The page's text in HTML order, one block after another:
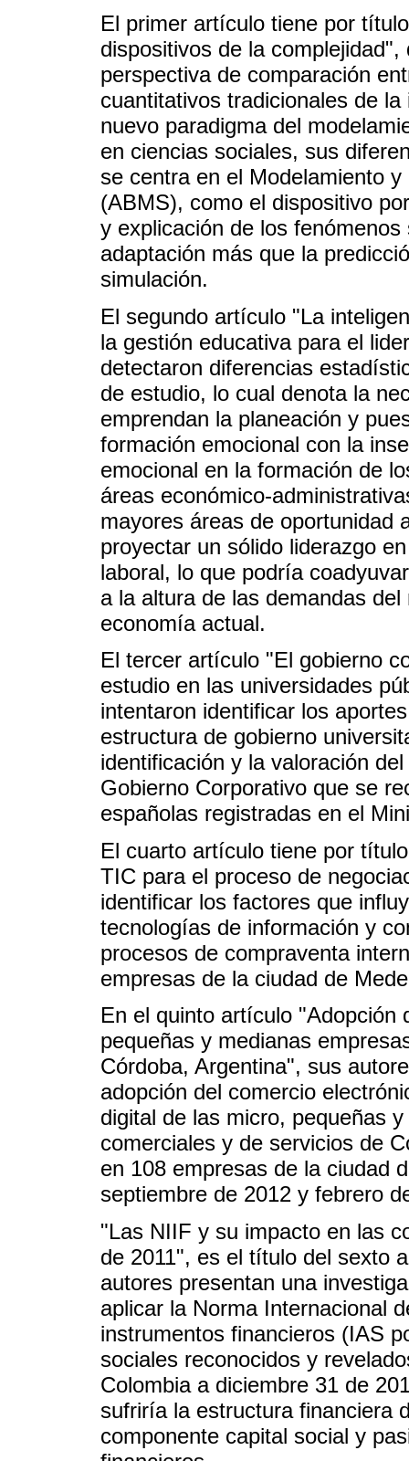
El primer artículo tiene por
dispositivos de la
perspectiva de comparación
cuantitativos tradicionales de
nuevo paradigma del
en ciencias sociales, sus
se centra en el Modelamiento
(ABMS), como el dispositivo
y explicación de los
adaptación más que la
simulación.
El segundo artículo "La
la gestión educativa para el
detectaron diferencias
de estudio, lo cual denota la
emprendan la planeación y
formación emocional con la
emocional en la formación de
áreas económico-
mayores áreas de oportunidad
proyectar un sólido liderazgo
laboral, lo que podría
a la altura de las demandas
economía actual.
El tercer artículo "El gobierno
estudio en las universidades
intentaron identificar los
estructura de gobierno
identificación y la valoración
Gobierno Corporativo que se
españolas registradas en el
El cuarto artículo tiene por
TIC para el proceso de
identificar los factores que
tecnologías de información y
procesos de compraventa
empresas de la ciudad de
En el quinto artículo "Adopción
pequeñas y medianas
Córdoba, Argentina", sus
adopción del comercio
digital de las micro, pequeñas
comerciales y de servicios de
en 108 empresas de la ciudad
septiembre de 2012 y febrero
"Las NIIF y su impacto en las
de 2011", es el título del sexto
autores presentan una
aplicar la Norma Internacional
instrumentos financieros (IAS
sociales reconocidos y
Colombia a diciembre 31 de
sufriría la estructura financiera
componente capital social y